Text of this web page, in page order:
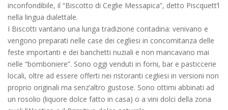
inconfondibile, il “Biscotto di Ceglie Messapica”, detto Piscquett’l
nella lingua dialettale.
I Biscotti vantano una lunga tradizione contadina: venivano e
vengono preparati nelle case dei cegliesi in concomitanza delle
feste importanti e dei banchetti nuziali e non mancavano mai
nelle “bomboniere”. Sono oggi venduti in forni, bar e pasticcerie
locali, oltre ad essere offerti nei ristoranti cegliesi in versioni non
proprio originali ma senz’altro gustose. Sono ottimi abbinati ad
un rosolio (liquore dolce fatto in casa) o a vini dolci della zona